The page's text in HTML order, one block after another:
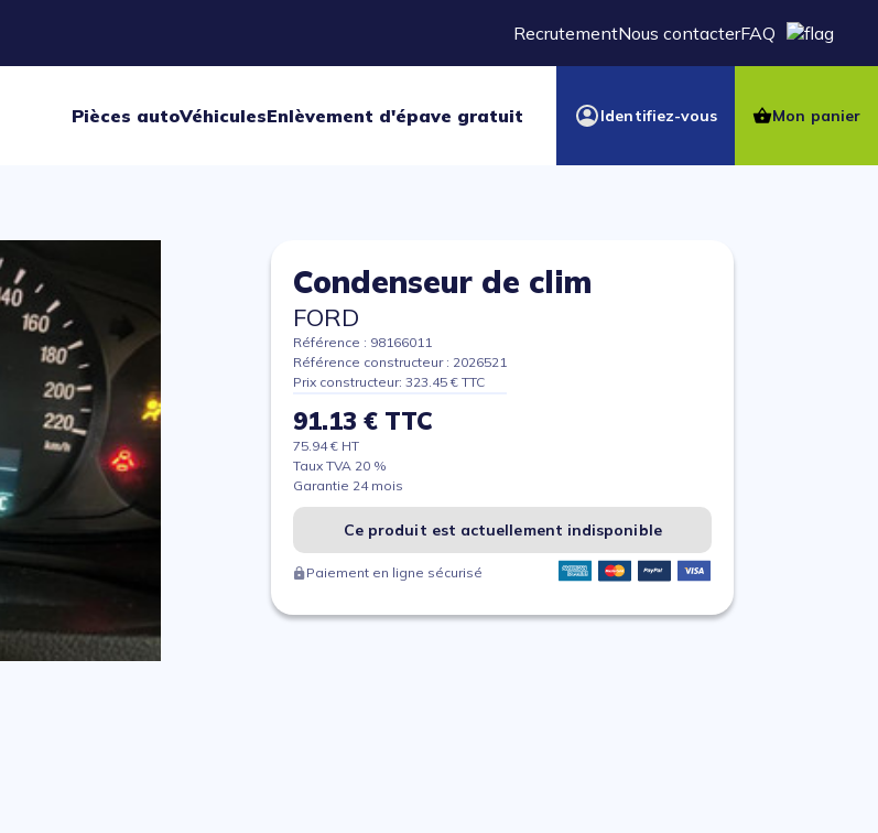
RecrutementNous contacterFAQ
Pièces autoVéhiculesEnlèvement d'épave gratuit Identifiez-vous Mon panier
Condenseur de clim
FORD
Référence : 98166011
Référence constructeur : 2026521
Prix constructeur: 323.45 € TTC
91.13 € TTC
75.94 € HT
Taux TVA 20 %
Garantie 24 mois
Ce produit est actuellement indisponible
Paiement en ligne sécurisé